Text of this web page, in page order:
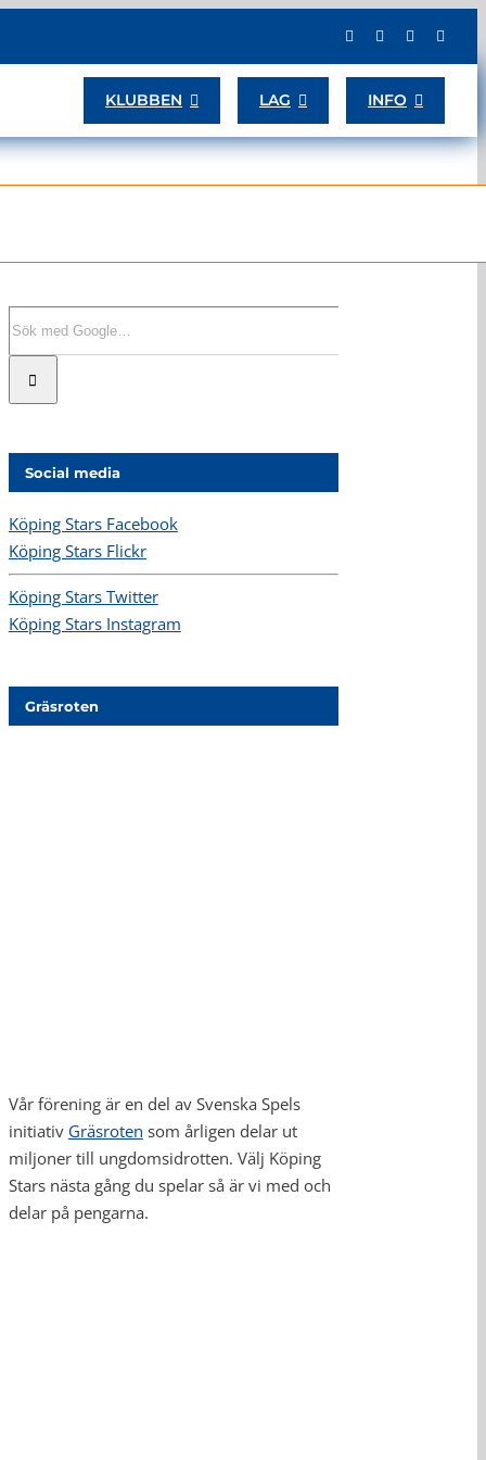
KLUBBEN LAG INFO
Social media
Köping Stars Facebook
Köping Stars Flickr
Köping Stars Twitter
Köping Stars Instagram
Gräsroten
Vår förening är en del av Svenska Spels
initiativ Gräsroten som årligen delar ut
miljoner till ungdomsidrotten. Välj Köping
Stars nästa gång du spelar så är vi med och
delar på pengarna.